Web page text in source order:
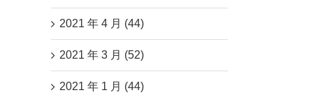
2021 年 4 月 (44)
2021 年 3 月 (52)
2021 年 1 月 (44)